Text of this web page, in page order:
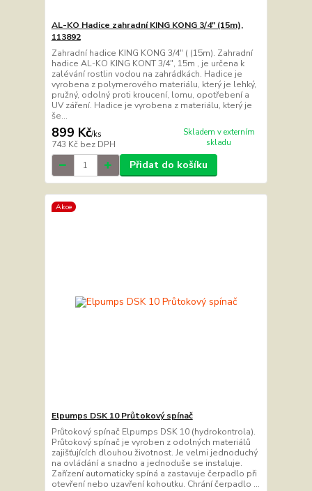
AL-KO Hadice zahradní KING KONG 3/4" (15m),
113892
Zahradní hadice KING KONG 3/4" ( (15m). Zahradní
hadice AL-KO KING KONT 3/4", 15m , je určena k
zalévání rostlin vodou na zahrádkách. Hadice je
vyrobena z polymerového materiálu, který je lehký,
pružný, odolný proti kroucení, lomu, opotřebení a
UV záření. Hadice je vyrobena z materiálu, který je
še...
899 Kč/ks
743 Kč bez DPH
Skladem v externím
skladu
Přidat do košíku
Akce
Elpumps DSK 10 Průtokový spínač
Průtokový spínač Elpumps DSK 10 (hydrokontrola).
Průtokový spínač je vyroben z odolných materiálů
zajišťujících dlouhou životnost. Je velmi jednoduchý
na ovládání a snadno a jednoduše se instaluje.
Zařízení automaticky spíná a zastavuje čerpadlo při
otevření nebo uzavření kohoutku. Chrání čerpadlo ...